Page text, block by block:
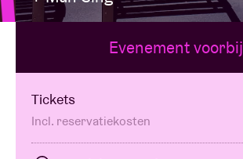
BRDCST
ABtv
Evenement voorbij
Tickets
Incl. reservatiekosten